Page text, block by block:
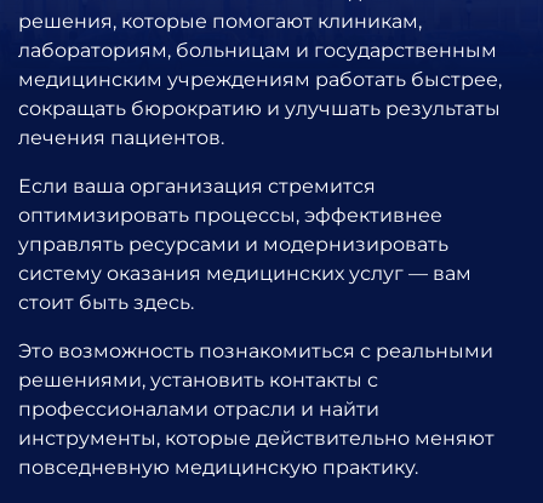
решения, которые помогают клиникам,
лабораториям, больницам и государственным
медицинским учреждениям работать быстрее,
сокращать бюрократию и улучшать результаты
лечения пациентов.
Если ваша организация стремится
оптимизировать процессы, эффективнее
управлять ресурсами и модернизировать
систему оказания медицинских услуг — вам
стоит быть здесь.
Это возможность познакомиться с реальными
решениями, установить контакты с
профессионалами отрасли и найти
инструменты, которые действительно меняют
повседневную медицинскую практику.